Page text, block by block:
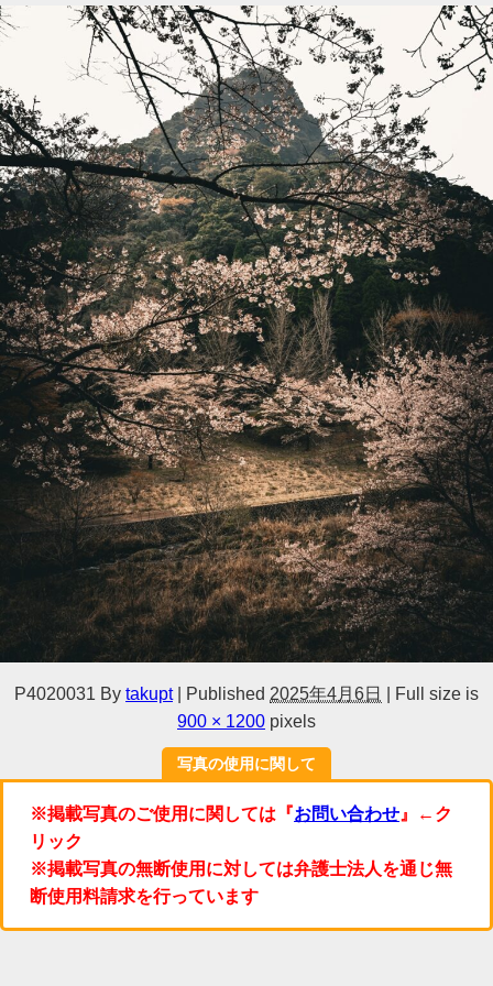
P4020031 By takupt Published 2025年4月6日
Full size is
900 × 1200 pixels
写真の使用に関して
※掲載写真のご使用に関しては『お問い合わせ 』←ク
リック
※掲載写真の無断使用に対しては弁護士法人を通じ無
断使用料請求を行っています